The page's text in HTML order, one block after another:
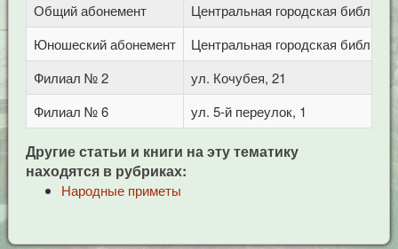
Общий абонемент
Центральная городская
Юношеский абонемент
Центральная городская
Филиал № 2
ул. Кочубея, 21
Филиал № 6
ул. 5-й переулок, 1
Другие статьи и книги на эту тематику
находятся в рубриках:
Народные приметы